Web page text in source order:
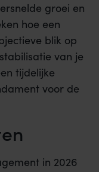
groei en
hoe een
blik op
van je
tijdelijke
voor de
in 2026